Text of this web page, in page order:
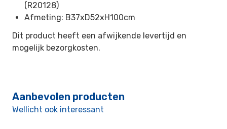
(R20128)
Afmeting: B37xD52xH100cm
Dit product heeft een afwijkende levertijd en
mogelijk bezorgkosten.
Aanbevolen producten
Wellicht ook interessant